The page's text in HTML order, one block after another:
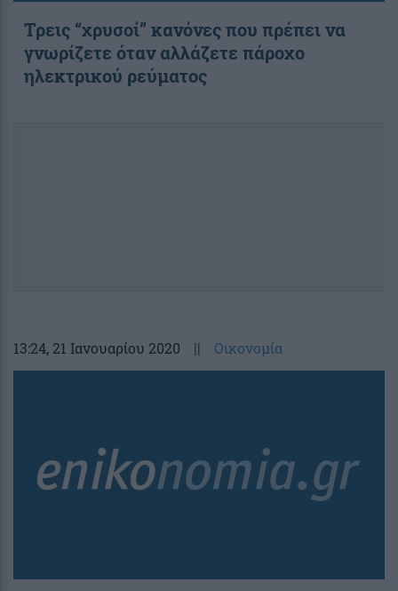
Τρεις “χρυσοί” κανόνες που πρέπει να
γνωρίζετε όταν αλλάζετε πάροχο
ηλεκτρικού ρεύματος
13:24, 21 Ιανουαρίου 2020 || Οικονομία